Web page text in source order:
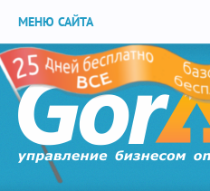
МЕНЮ САЙТА